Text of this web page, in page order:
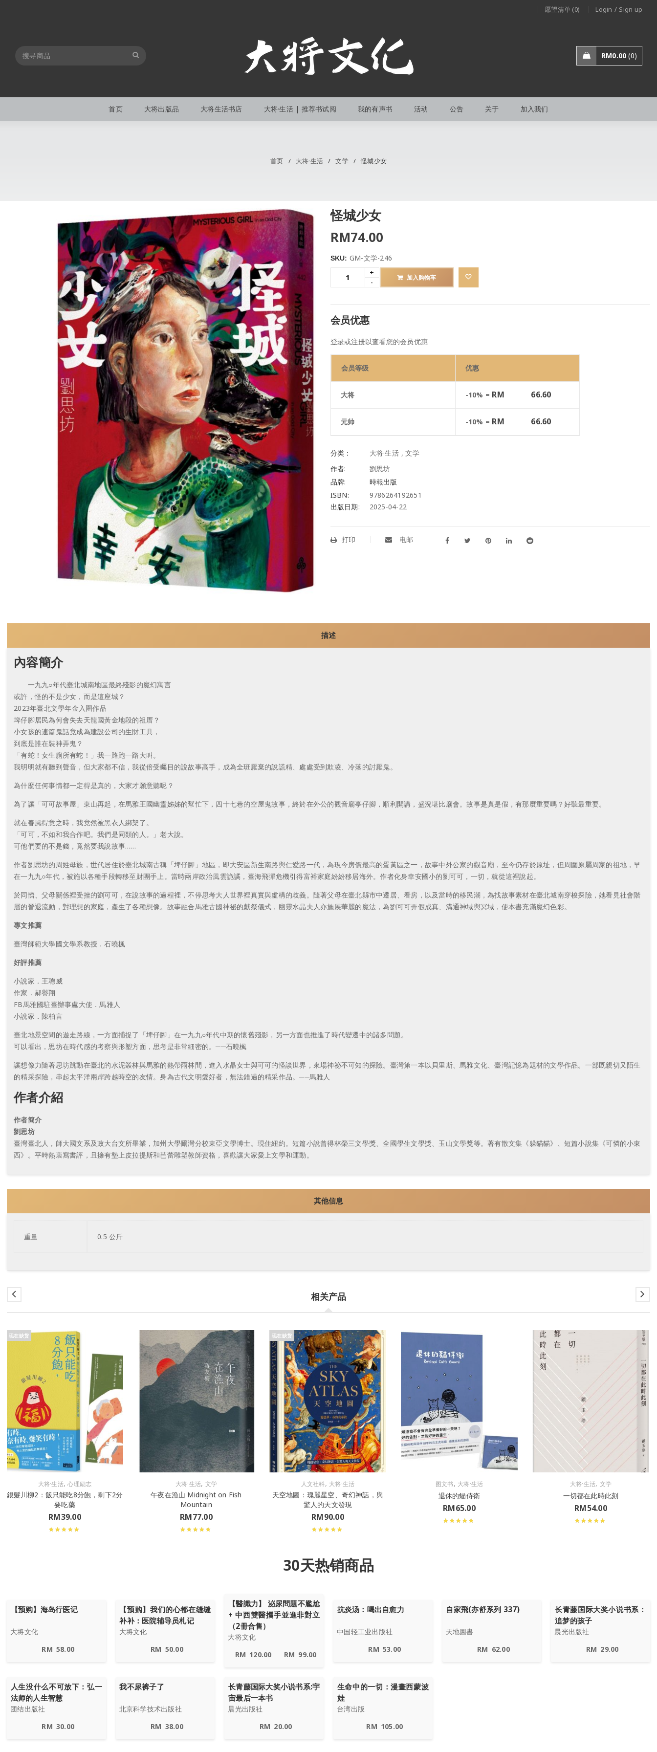
愿望清单 (0) Login / Sign up
RM0.00 0
首页 大将出版品 大将生活书店 大将·生活 | 推荐书试阅 我的有声书 活动 公告 关于 加入我们
首页 / 大将·生活 / 文学 / 怪城少女
怪城少女
RM74.00
SKU: GM-文学-246
加入购物车
会员优惠
登录或注册以查看您的会员优惠
会员等级 优惠
大将 -10% = RM 66.60
元帅 -10% = RM 66.60
分类： 大将·生活 ,文学
作者:
劉思坊
品牌:
時報出版
ISBN:
9786264192651
出版日期:
2025-04-22
打印 电邮
描述
內容簡介
一九九○年代臺北城南地區最終殘影的魔幻寓言
或許，怪的不是少女，而是這座城？
2023年臺北文學年金入圍作品
埤仔腳居民為何會失去天龍國黃金地段的祖厝？
小女孩的連篇鬼話竟成為建設公司的生財工具，
到底是誰在裝神弄鬼？
「有蛇！女生廁所有蛇！」我一路跑一路大叫。
我明明就有聽到聲音，但大家都不信，我從倍受矚目的說故事高手，成為全班厭棄的說謊精、處處受到欺凌、冷落的討厭鬼。
為什麼任何事情都一定得是真的，大家才願意聽呢？
為了讓「可可故事屋」東山再起，在馬雅王國幽靈姊姊的幫忙下，四十七巷的空屋鬼故事，終於在外公的觀音廟亭仔腳，順利開講，盛況堪比廟會。故事是真是假，有那麼重要嗎？好聽最重要。
就在春風得意之時，我竟然被黑衣人綁架了。
「可可，不如和我合作吧。我們是同類的人。」老大說。
可他們要的不是錢，竟然要我說故事……
作者劉思坊的周姓母族，世代居住於臺北城南古稱「埤仔腳」地區，即大安區新生南路與仁愛路一代，為現今房價最高的蛋黃區之一，故事中外公家的觀音廟，至今仍存於原址，但周圍原屬周家的祖地，早
在一九九○年代，被施以各種手段轉移至財團手上。當時兩岸政治風雲詭譎，臺海飛彈危機引得富裕家庭紛紛移居海外。作者化身幸安國小的劉可可，一切，就從這裡說起。
於同懠、父母關係裡受挫的劉可可，在說故事的過程裡，不停思考大人世界裡真實與虛構的歧義。隨著父母在臺北縣市中遷居、看房，以及當時的移民潮，為找故事素材在臺北城南穿梭探險，她看見社會階
層的晉退流動，對理想的家庭，產生了各種想像。故事融合馬雅古國神祕的獻祭儀式，幽靈水晶夫人亦施展華麗的魔法，為劉可可弄假成真、溝通神域與冥域，使本書充滿魔幻色彩。
專文推薦
臺灣師範大學國文學系教授．石曉楓
好評推薦
小說家．王聰威
作家．郝譽翔
FB馬雅國駐臺辦事處大使．馬雅人
小說家．陳柏言
臺北地景空間的遊走路線，一方面捕捉了「埤仔腳」在一九九○年代中期的懷舊殘影，另一方面也推進了時代變遷中的諸多問題。
可以看出，思坊在時代感的考察與形塑方面，思考是非常細密的。──石曉楓
讓想像力隨著思坊跳動在臺北的水泥叢林與馬雅的熱帶雨林間，進入水晶女士與可可的怪談世界，來場神祕不可知的探險。臺灣第一本以貝里斯、馬雅文化、臺灣記憶為題材的文學作品。一部既親切又陌生
的精采探險，串起太平洋兩岸跨越時空的友情。身為古代文明愛好者，無法錯過的精采作品。──馬雅人
作者介紹
作者簡介
劉思坊
臺灣臺北人，師大國文系及政大台文所畢業，加州大學爾灣分校東亞文學博士。現住紐約。短篇小說曾得林榮三文學獎、全國學生文學獎、玉山文學獎等。著有散文集《躲貓貓》、短篇小說集《可憐的小東
西》。平時熱衷寫書評，且擁有墊上皮拉提斯和芭蕾雕塑教師資格，喜歡讓大家愛上文學和運動。
其他信息
重量 0.5 公斤
相关产品
现在缺货
大将·生活,心理励志
銀髮川柳2：飯只能吃8分飽，剩下2分
要吃藥
RM39.00
大将·生活, 文学
午夜在漁山 Midnight on Fish
Mountain
RM77.00
现在缺货
人文社科, 大将·生活
天空地圖：瑰麗星空、奇幻神話，與
驚人的天文發現
RM90.00
图文书, 大将·生活
退休的貓侍衛
RM65.00
大将·生活, 文学
一切都在此時此刻
RM54.00
30天热销商品
【预购】海岛行医记
大将文化
RM 58.00
【预购】我们的心都在缝缝
补补：医院辅导员札记
大将文化
RM 50.00
【醫識力】 泌尿問題不尷尬
+ 中西雙醫攜手並進非對立
（2冊合售）
大将文化
RM 120.00 RM 99.00
抗炎汤：喝出自愈力
中国轻工业出版社
RM 53.00
自家飛(亦舒系列 337)
天地圖書
RM 62.00
长青藤国际大奖小说书系：
追梦的孩子
晨光出版社
RM 29.00
人生没什么不可放下：弘一
法师的人生智慧
团结出版社
RM 30.00
我不尿裤子了
北京科学技术出版社
RM 38.00
长青藤国际大奖小说书系:宇
宙最后一本书
晨光出版社
RM 20.00
生命中的一切：漫畫西蒙波
娃
台湾出版
RM 105.00